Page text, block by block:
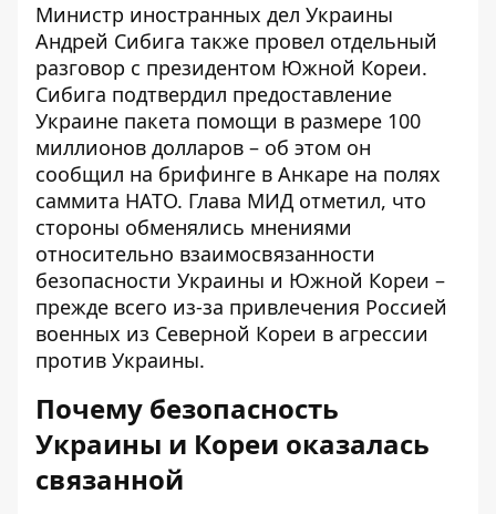
Министр иностранных дел Украины
Андрей Сибига также провел отдельный
разговор с президентом Южной Кореи.
Сибига подтвердил предоставление
Украине пакета помощи в размере 100
миллионов долларов – об этом он
сообщил на брифинге в Анкаре на полях
саммита НАТО. Глава МИД отметил, что
стороны обменялись мнениями
относительно взаимосвязанности
безопасности Украины и Южной Кореи –
прежде всего из-за привлечения Россией
военных из Северной Кореи в агрессии
против Украины.
Почему безопасность
Украины и Кореи оказалась
связанной